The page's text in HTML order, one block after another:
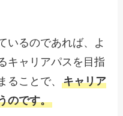
いるのであれば、よ
キャリアパスを目指
ることで、キャリア
のです。